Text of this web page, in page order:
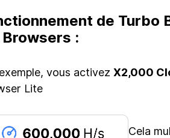
de Turbo
Browsers :
vous activez X2,000
Lite
Cela